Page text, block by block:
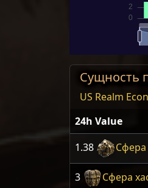
Сущность
US Realm
24h Value
1.38
3 Сфера